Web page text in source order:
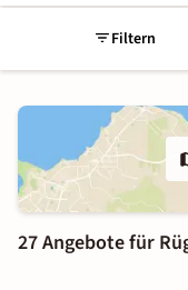
Filtern
27 Angebote für